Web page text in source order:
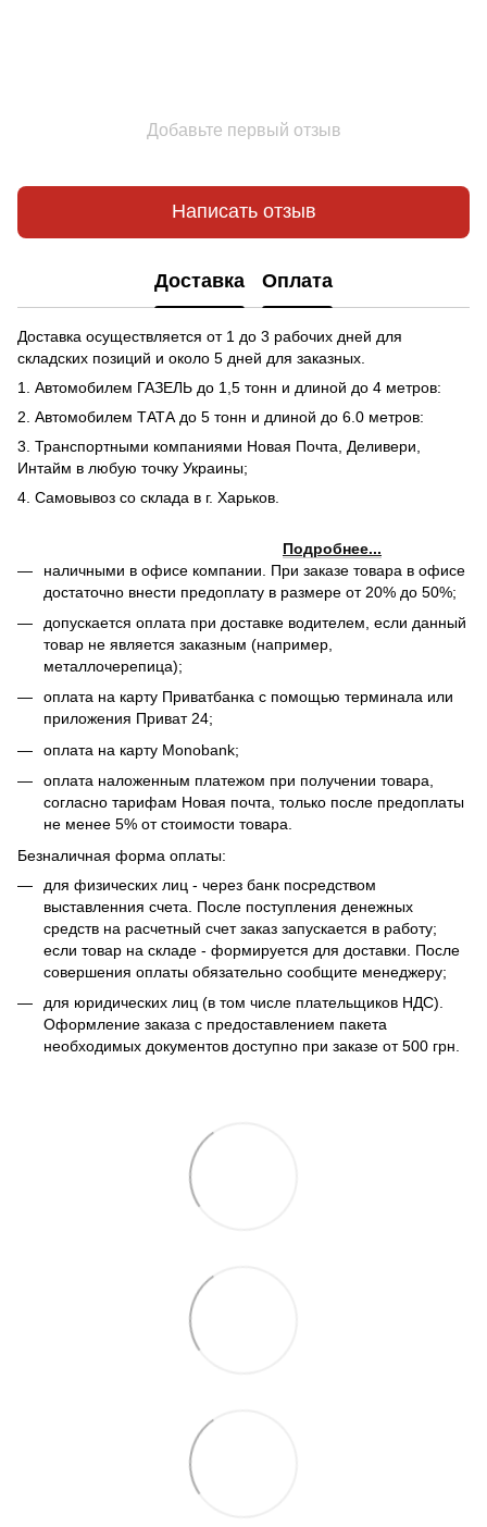
Добавьте первый отзыв
Написать отзыв
Доставка Оплата
Доставка осуществляется от 1 до 3 рабочих дней для
складских позиций и около 5 дней для заказных.
1. Автомобилем ГАЗЕЛЬ до 1,5 тонн и длиной до 4 метров:
2. Автомобилем ТАТА до 5 тонн и длиной до 6.0 метров:
3. Транспортными компаниями Новая Почта, Деливери,
Интайм в любую точку Украины;
4. Самовывоз со склада в г. Харьков.
Подробнее...
наличными в офисе компании. При заказе товара в офисе
достаточно внести предоплату в размере от 20% до 50%;
допускается оплата при доставке водителем, если данный
товар не является заказным (например,
металлочерепица);
оплата на карту Приватбанка с помощью терминала или
приложения Приват 24;
оплата на карту Monobank;
оплата наложенным платежом при получении товара,
согласно тарифам Новая почта, только после предоплаты
не менее 5% от стоимости товара.
Безналичная форма оплаты:
для физических лиц - через банк посредством
выставленния счета. После поступления денежных
средств на расчетный счет заказ запускается в работу;
если товар на складе - формируется для доставки. После
совершения оплаты обязательно сообщите менеджеру;
для юридических лиц (в том числе плательщиков НДС).
Оформление заказа с предоставлением пакета
необходимых документов доступно при заказе от 500 грн.